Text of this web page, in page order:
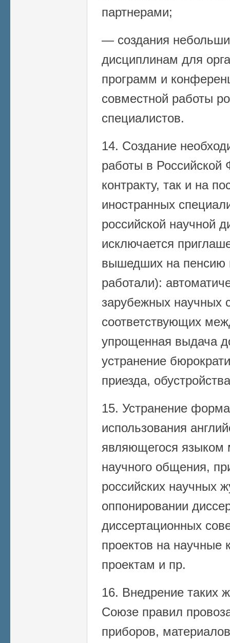
партнерами;
— создания
дисциплинам для
программ и
совместной работы
специалистов.
14. Создание
работы в Российской
контракту, так и на
иностранных
российской научной
исключается
вышедших на пенсию
работали):
зарубежных научных
соответствующих
упрощенная выдача
устранение
приезда,
15. Устранение
использования
являющегося языком
научного общения,
российских научных
оппонировании
диссертационных
проектов на научные
проектам и пр.
16. Внедрение таких
Союзе правил
приборов,